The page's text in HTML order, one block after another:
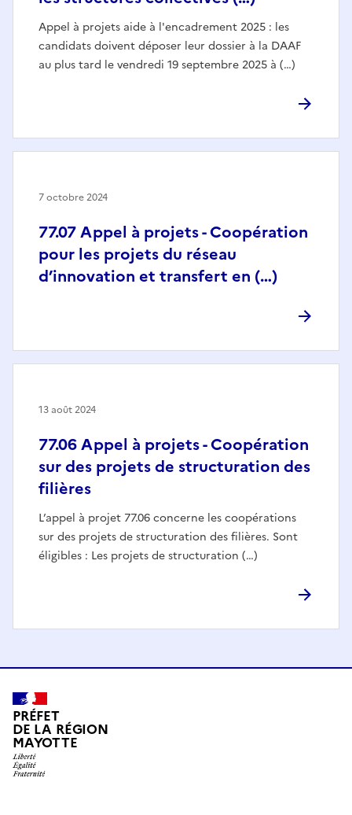
Appel à projets aide à l'encadrement 2025 : les
candidats doivent déposer leur dossier à la DAAF
au plus tard le vendredi 19 septembre 2025 à (…)
77.07 Appel à projets - Coopération
pour les projets du réseau
d’innovation et transfert en (…)
7 octobre 2024
77.06 Appel à projets - Coopération
sur des projets de structuration des
filières
L’appel à projet 77.06 concerne les coopérations
sur des projets de structuration des filières. Sont
éligibles : Les projets de structuration (…)
13 août 2024
PRÉFET
DE LA RÉGION
MAYOTTE